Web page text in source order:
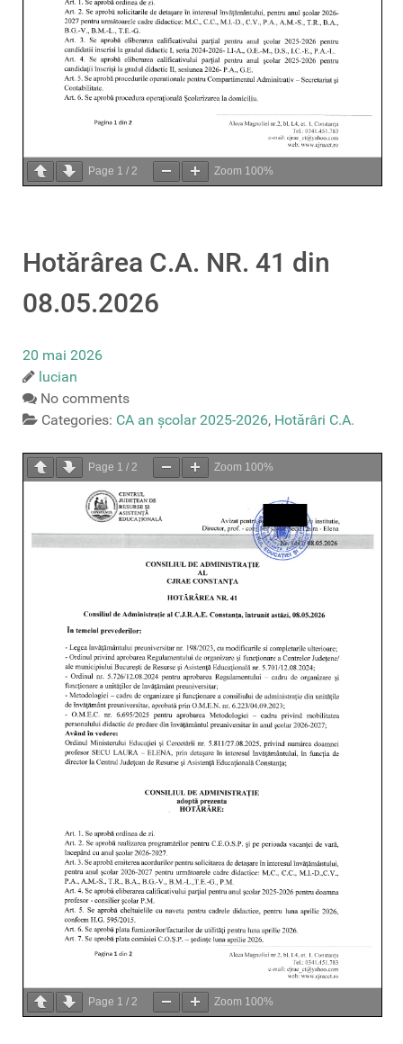
Page 1 / 2 Zoom 100%
Hotărârea C.A. NR. 41 din
08.05.2026
20 mai 2026
lucian
No comments
Categories: CA an școlar 2025-2026, Hotărâri C.A.
Page 1 / 2 Zoom 100%
Page 1 / 2 Zoom 100%